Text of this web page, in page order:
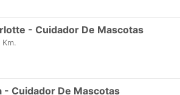
- Cuidador De Mascotas
Km.
- Cuidador De Mascotas